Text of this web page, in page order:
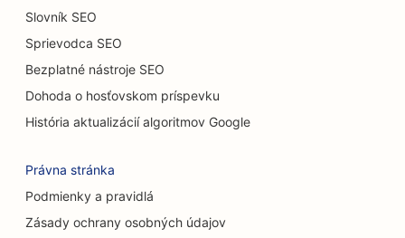
SEO pre služby chemického peelingu
SEO pre mačacie kaviarne
SEO pre upratovacie služby
SEO pre poradenské firmy
SEO pre kozmetických chirurgov
Slovník SEO
Sprievodca SEO
Bezplatné nástroje SEO
Dohoda o hosťovskom príspevku
História aktualizácií algoritmov Google
Právna stránka
Podmienky a pravidlá
Zásady ochrany osobných údajov